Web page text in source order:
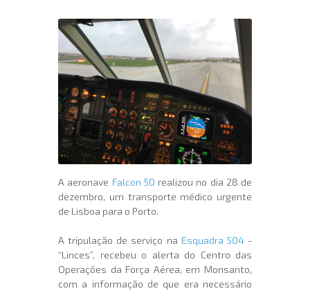
A aeronave Falcon 50 realizou no dia 28 de
dezembro, um transporte médico urgente
de Lisboa para o Porto.
A tripulação de serviço na Esquadra 504-
“Linces”, recebeu o alerta do Centro das
Operações da Força Aérea, em Monsanto,
com a informação de que era necessário